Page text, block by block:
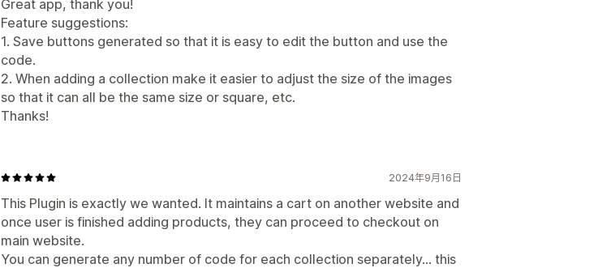
Great app, thank you!
Feature suggestions:
1. Save buttons generated so that it is easy to edit the button and use the
code.
2. When adding a collection make it easier to adjust the size of the images
so that it can all be the same size or square, etc.
Thanks!
2024年9月16日
This Plugin is exactly we wanted. It maintains a cart on another website and
once user is finished adding products, they can proceed to checkout on
main website.
You can generate any number of code for each collection separately... this